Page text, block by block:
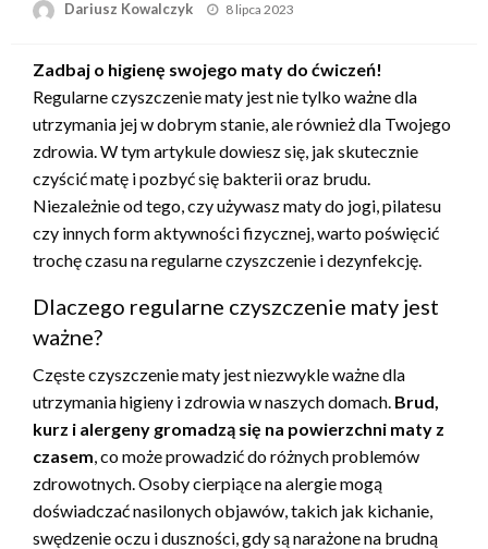
Dariusz Kowalczyk
Opublikowane
8 lipca 2023
Zadbaj o higienę swojego maty do ćwiczeń!
Regularne czyszczenie maty jest nie tylko ważne dla
utrzymania jej w dobrym stanie, ale również dla Twojego
zdrowia. W tym artykule dowiesz się, jak skutecznie
czyścić matę i pozbyć się bakterii oraz brudu.
Niezależnie od tego, czy używasz maty do jogi, pilatesu
czy innych form aktywności fizycznej, warto poświęcić
trochę czasu na regularne czyszczenie i dezynfekcję.
Dlaczego regularne czyszczenie maty jest
ważne?
Częste czyszczenie maty jest niezwykle ważne dla
utrzymania higieny i zdrowia w naszych domach. Brud,
kurz i alergeny gromadzą się na powierzchni maty z
czasem, co może prowadzić do różnych problemów
zdrowotnych. Osoby cierpiące na alergie mogą
doświadczać nasilonych objawów, takich jak kichanie,
swędzenie oczu i duszności, gdy są narażone na brudną